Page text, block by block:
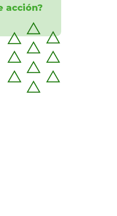
acción?